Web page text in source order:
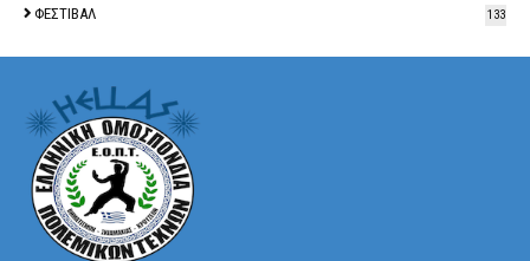
ΦΕΣΤΙΒΑΛ 133